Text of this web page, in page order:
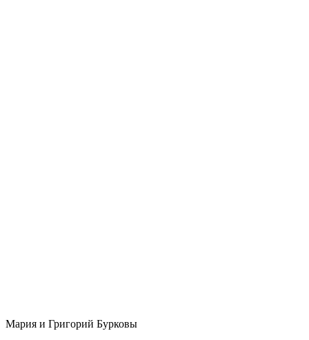
Мария и Григорий Бурковы